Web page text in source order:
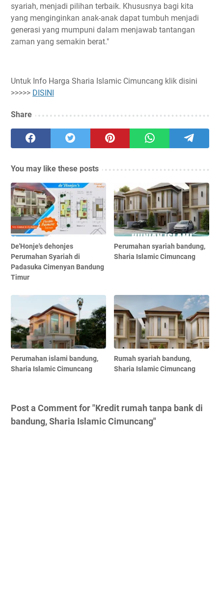
syariah, menjadi pilihan terbaik. Khususnya bagi kita
yang menginginkan anak-anak dapat tumbuh menjadi
generasi yang mumpuni dalam menjawab tantangan
zaman yang semakin berat."
Untuk Info Harga Sharia Islamic Cimuncang klik disini
>>>>> DISINI
Share
You may like these posts
De'Honje's dehonjes
Perumahan Syariah di
Padasuka Cimenyan Bandung
Timur
Perumahan syariah bandung,
Sharia Islamic Cimuncang
Perumahan islami bandung,
Sharia Islamic Cimuncang
Rumah syariah bandung,
Sharia Islamic Cimuncang
Post a Comment for "Kredit rumah tanpa bank di
bandung, Sharia Islamic Cimuncang"